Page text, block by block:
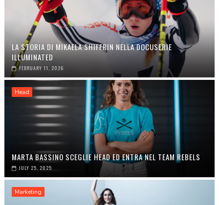
LA STORIA DI MIKAELA SHIFFRIN NELLA DOCUSERIE
ILLUMINATED
FEBRUARY 11, 2026
Head
MARTA BASSINO SCEGLIE HEAD ED ENTRA NEL TEAM REBELS
JULY 25, 2025
Marketing